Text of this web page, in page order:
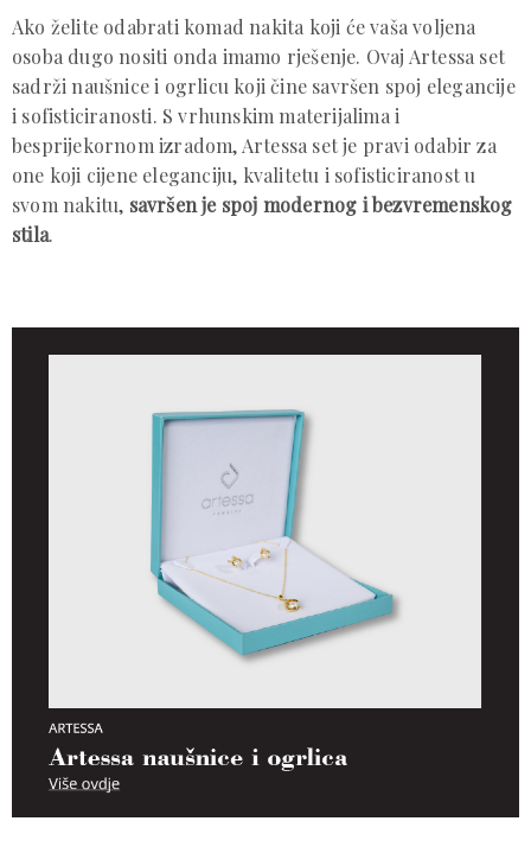
Ako želite odabrati komad nakita koji će vaša voljena
osoba dugo nositi onda imamo rješenje. Ovaj Artessa set
sadrži naušnice i ogrlicu koji čine savršen spoj elegancije
i sofisticiranosti. S vrhunskim materijalima i
besprijekornom izradom, Artessa set je pravi odabir za
one koji cijene eleganciju, kvalitetu i sofisticiranost u
svom nakitu, savršen je spoj modernog i bezvremenskog
stila.